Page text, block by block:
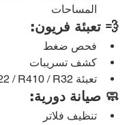
المساحات
💨 تعبئة فريون:
فحص ضغط
كشف تسريبات
تعبئة R22 / R410 / R32
🧼 صيانة دورية:
تنظيف فلاتر